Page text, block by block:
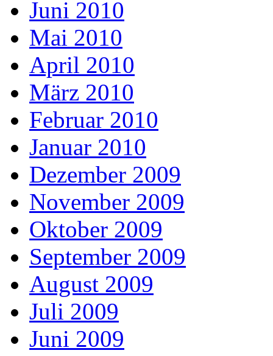
Juni 2010
Mai 2010
April 2010
März 2010
Februar 2010
Januar 2010
Dezember 2009
November 2009
Oktober 2009
September 2009
August 2009
Juli 2009
Juni 2009